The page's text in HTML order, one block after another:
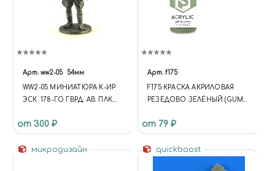
Арт. ww2-05 54мм
WW2-05 МИНИАТЮРА К-ИР
ЭСК. 178-ГО ГВРД. АВ. ПЛК.
ЕВСТИГНЕЕВ, 1945 Г.. СССР
от 300 ₽
Арт. f175
F175 КРАСКА АКРИЛОВАЯ
РЕЗЕДОВО ЗЕЛЁНЫЙ (GUM
от 79 ₽
микродизайн quickboost